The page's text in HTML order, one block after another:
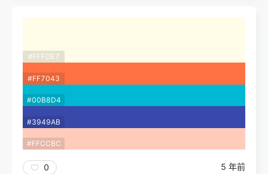
#FFFDE7
#FF7043
#00B8D4
#3949AB
#FFCCBC
0 5 年前